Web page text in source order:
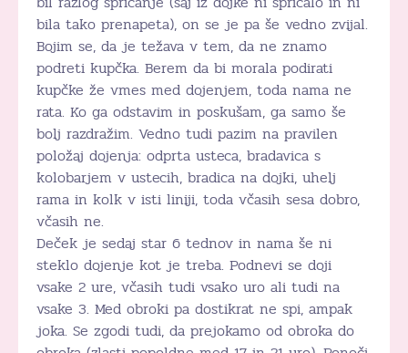
bila tako prenapeta), on se je pa še vedno zvijal.
Bojim se, da je težava v tem, da ne znamo
podreti kupčka. Berem da bi morala podirati
kupčke že vmes med dojenjem, toda nama ne
rata. Ko ga odstavim in poskušam, ga samo še
bolj razdražim. Vedno tudi pazim na pravilen
položaj dojenja: odprta usteca, bradavica s
kolobarjem v ustecih, bradica na dojki, uhelj
rama in kolk v isti liniji, toda včasih sesa dobro,
včasih ne.
Deček je sedaj star 6 tednov in nama še ni
steklo dojenje kot je treba. Podnevi se doji
vsake 2 ure, včasih tudi vsako uro ali tudi na
vsake 3. Med obroki pa dostikrat ne spi, ampak
joka. Se zgodi tudi, da prejokamo od obroka do